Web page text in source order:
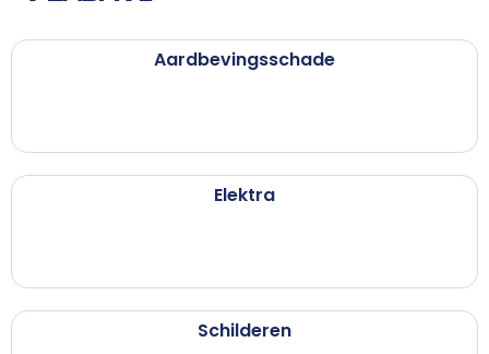
Aardbevingsschade
Elektra
Schilderen